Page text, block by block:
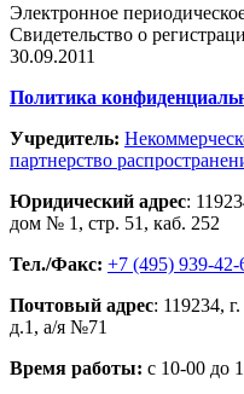
Электронное
Свидетельство о
30.09.2011
Политика
Учредитель:
партнерство
Юридический адрес:
дом № 1, стр. 51 , каб. 252
Тел./Факс: +7 (495) 939-42-
Почтовый адрес: 119234, г.
д.1 , а/я №71
Время работы: с 10-00 до